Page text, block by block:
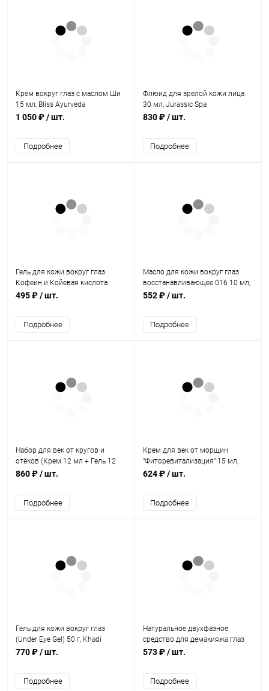
Крем вокруг глаз с маслом Ши
15 мл, Bliss Ayurveda
1 050 ₽/ шт.
Подробнее
Флюид для зрелой кожи лица
30 мл, Jurassic Spa
830 ₽/ шт.
Подробнее
Гель для кожи вокруг глаз
Кофеин и Койевая кислота
(Caffeine and Kojic acid) 15 г,
495 ₽/ шт.
Подробнее
Масло для кожи вокруг глаз
восстанавливающее 016 10 мл,
Sai Organic
552 ₽/ шт.
Подробнее
Набор для век от кругов и
отёков (Крем 12 мл + Гель 12
мл), Jurassic Spa
860 ₽/ шт.
Подробнее
Крем для век от морщин
"Фиторевитализация" 15 мл,
Jurassic Spa
624 ₽/ шт.
Подробнее
Гель для кожи вокруг глаз
(Under Eye Gel) 50 г, Khadi
Natural
770 ₽/ шт.
Подробнее
Натуральное двухфазное
средство для демакияжа глаз
150 мл, Jurassic Spa
573 ₽/ шт.
Подробнее